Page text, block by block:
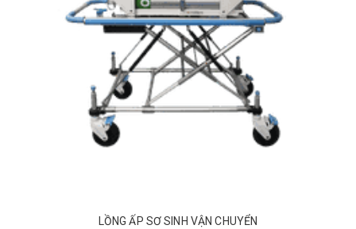
LỒNG ẤP SƠ SINH VẬN CHUYỂN